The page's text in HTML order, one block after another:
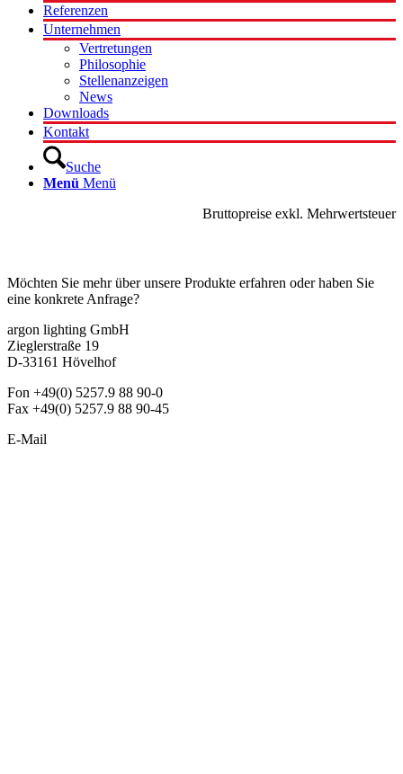
Referenzen
Unternehmen
Vertretungen
Philosophie
Stellenanzeigen
News
Downloads
Kontakt
Suche
Menü Menü
Bruttopreise exkl. Mehrwertsteuer
Möchten Sie mehr über unsere Produkte erfahren oder haben Sie
eine konkrete Anfrage?
argon lighting GmbH
Zieglerstraße 19
D-33161 Hövelhof
Fon +49(0) 5257.9 88 90-0
Fax +49(0) 5257.9 88 90-45
E-Mail